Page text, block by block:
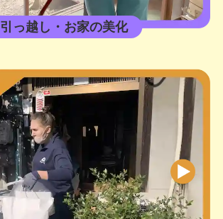
引っ越し・お家の美化